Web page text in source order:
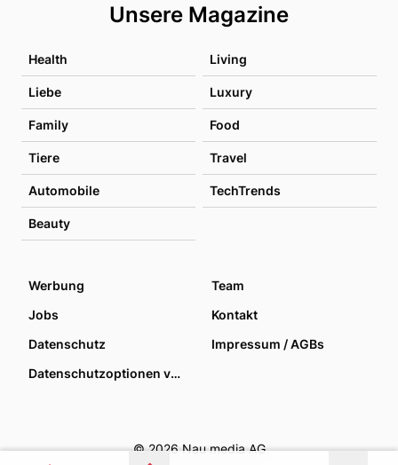
Unsere Magazine
Health Living
Liebe Luxury
Family Food
Tiere Travel
Automobile TechTrends
Beauty
Werbung
Team
Jobs
Kontakt
Datenschutz
Impressum / AGBs
Datenschutzoptionen verwalten
© 2026 Nau media AG